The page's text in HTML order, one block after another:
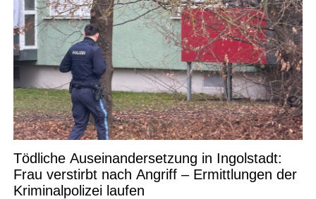
Tödliche Auseinandersetzung in Ingolstadt:
Frau verstirbt nach Angriff – Ermittlungen der
Kriminalpolizei laufen